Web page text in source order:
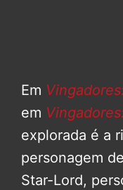
Em
em
explorada é a
personagem de
Star-Lord,